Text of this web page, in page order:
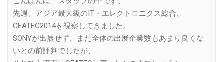
先週、アジア最大級のIT・エレクトロニクス総合、
CEATEC2014を視察してきました。
SONYが出展せず、また全体の出展企業数もあまり良くな
いとの前評判でしたが、